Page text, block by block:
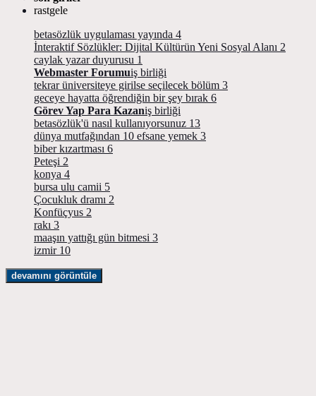
rastgele
betasözlük uygulaması yayında 4
İnteraktif Sözlükler: Dijital Kültürün Yeni Sosyal Alanı 2
caylak yazar duyurusu 1
Webmaster Forumuiş birliği
tekrar üniversiteye girilse seçilecek bölüm 3
geceye hayatta öğrendiğin bir şey bırak 6
Görev Yap Para Kazaniş birliği
betasözlük'ü nasıl kullanıyorsunuz 13
dünya mutfağından 10 efsane yemek 3
biber kızartması 6
Peteşi 2
konya 4
bursa ulu camii 5
Çocukluk dramı 2
Konfüçyus 2
rakı 3
maaşın yattığı gün bitmesi 3
izmir 10
devamını görüntüle